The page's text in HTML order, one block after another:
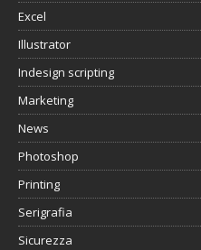
Excel
Illustrator
Indesign scripting
Marketing
News
Photoshop
Printing
Serigrafia
Sicurezza